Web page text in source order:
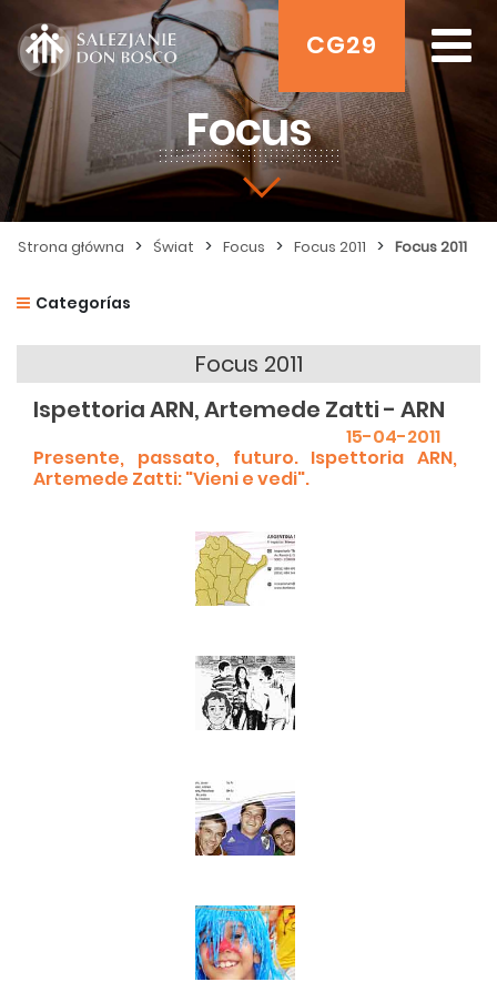
CG29
Focus
Strona główna > Świat > Focus > Focus 2011 > Focus 2011
Categorías
Focus 2011
Ispettoria ARN, Artemede Zatti - ARN
15-04-2011
Presente, passato, futuro. Ispettoria ARN,
Artemede Zatti: "Vieni e vedi".